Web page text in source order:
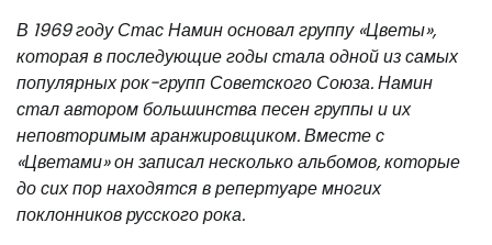
В 1969 году Стас Намин основал группу «Цветы»,
которая в последующие годы стала одной из самых
популярных рок-групп Советского Союза. Намин
стал автором большинства песен группы и их
неповторимым аранжировщиком. Вместе с
«Цветами» он записал несколько альбомов, которые
до сих пор находятся в репертуаре многих
поклонников русского рока.